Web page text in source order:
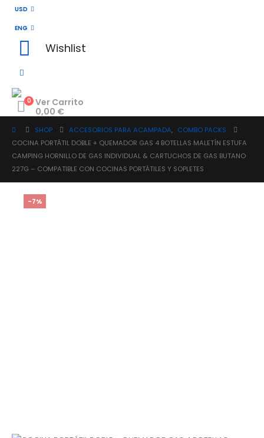
USD
ENG
Wishlist
0 Ver Carrito
0,00 €
SHOP ACCESORIOS PARA ACAMPADA, COMBO PACKS
COCINA PORTÁTIL DOBLE + QUEMADOR GAS 4 BOTELLAS MALETÍN ESTUFA
CAMPING HORNILLO DE GAS INDIVIDUAL & CARTUCHOS DE GAS BUTANO
227G – COMPATIBLE CON COCINAS PORTÁTILES Y SOPLETES
-7%